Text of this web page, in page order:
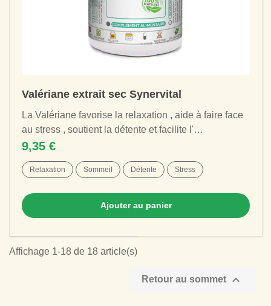
Valériane extrait sec Synervital
La Valériane favorise la relaxation , aide à faire face
au stress , soutient la détente et facilite l'
endormissement . Extrait sec de...
9,35 €
Relaxation Sommeil Détente Stress
Ajouter au panier
Affichage 1-18 de 18 article(s)
Retour au sommet 